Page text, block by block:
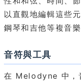
以直觀地編輯這些
鋼琴和吉他等複音樂
音符與工具
在 Melodyne 中，